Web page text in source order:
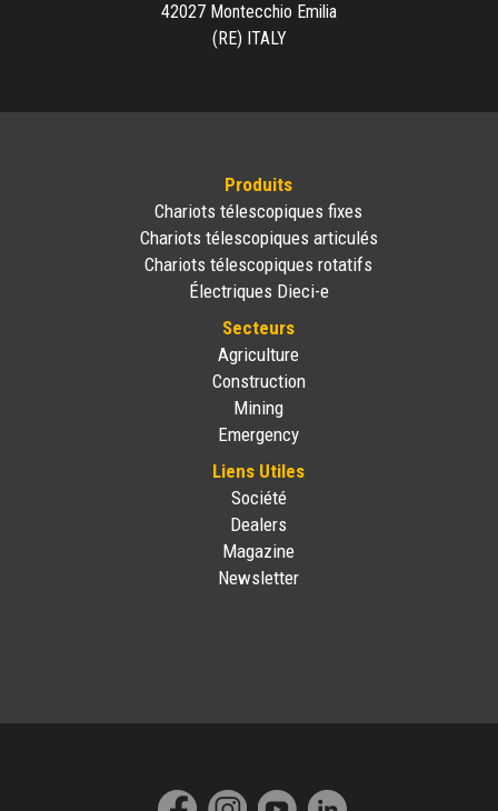
42027 Montecchio Emilia
(RE) ITALY
Produits
Chariots télescopiques fixes
Chariots télescopiques articulés
Chariots télescopiques rotatifs
Électriques Dieci-e
Secteurs
Agriculture
Construction
Mining
Emergency
Liens Utiles
Société
Dealers
Magazine
Newsletter